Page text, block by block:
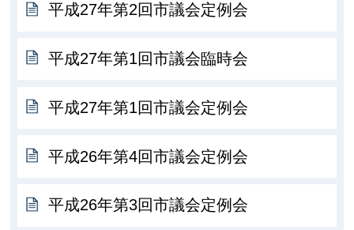
平成27年第2回市議会定例会
平成27年第1回市議会臨時会
平成27年第1回市議会定例会
平成26年第4回市議会定例会
平成26年第3回市議会定例会